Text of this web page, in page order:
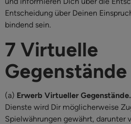
Entscheidung über Deinen
bindend sein.
7 Virtuelle
Gegenstände
(a) Erwerb Virtueller Gegenstände.
Dienste wird Dir möglicherweise
Spielwährungen gewährt, darunter